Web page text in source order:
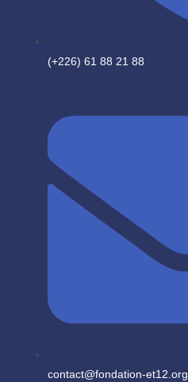
(+226) 61 88 21 88
contact@fondation-et12.org